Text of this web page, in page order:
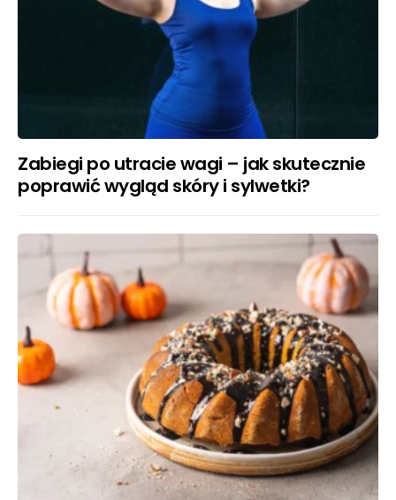
Zabiegi po utracie wagi – jak skutecznie
poprawić wygląd skóry i sylwetki?